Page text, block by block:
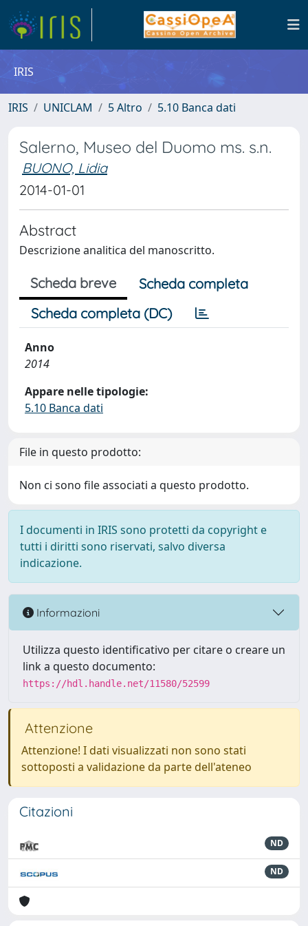
IRIS
IRIS UNICLAM 5 Altro 5.10 Banca dati
Salerno, Museo del Duomo ms. s.n.
BUONO, Lidia
2014-01-01
Abstract
Descrizione analitica del manoscritto.
Scheda breve
Scheda completa
Scheda completa (DC)
Anno
2014
Appare nelle tipologie:
5.10 Banca dati
File in questo prodotto:
Non ci sono file associati a questo prodotto.
I documenti in IRIS sono protetti da copyright e
tutti i diritti sono riservati, salvo diversa
indicazione.
Informazioni
Utilizza questo identificativo per citare o creare un
link a questo documento:
https://hdl.handle.net/11580/52599
Attenzione
Attenzione! I dati visualizzati non sono stati
sottoposti a validazione da parte dell'ateneo
Citazioni
ND
ND